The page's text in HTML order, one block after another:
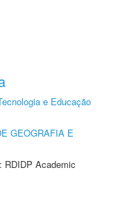
e Educação
GEOGRAFIA E
RDIDP Academic